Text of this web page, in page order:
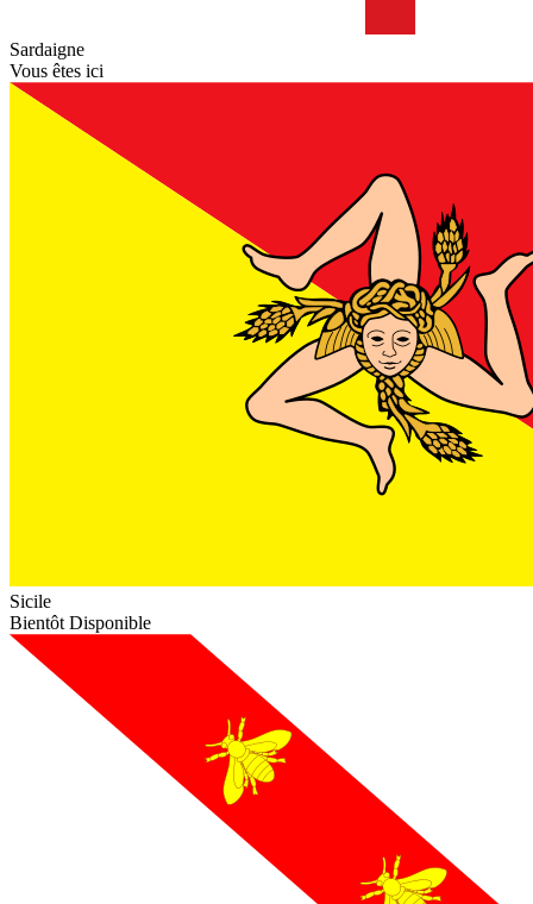
Sardaigne
Vous êtes ici
Sicile
Bientôt Disponible